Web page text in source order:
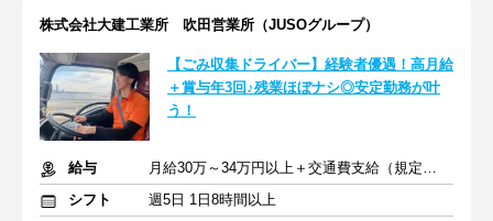
株式会社大建工業所 吹田営業所（JUSOグループ）
【ごみ収集ドライバー】経験者優遇！高月給
＋賞与年3回♪残業ほぼナシ◎安定勤務が叶
う！
給与
月給30万～34万円以上＋交通費支給（規定による）
シフト
週5日 1日8時間以上